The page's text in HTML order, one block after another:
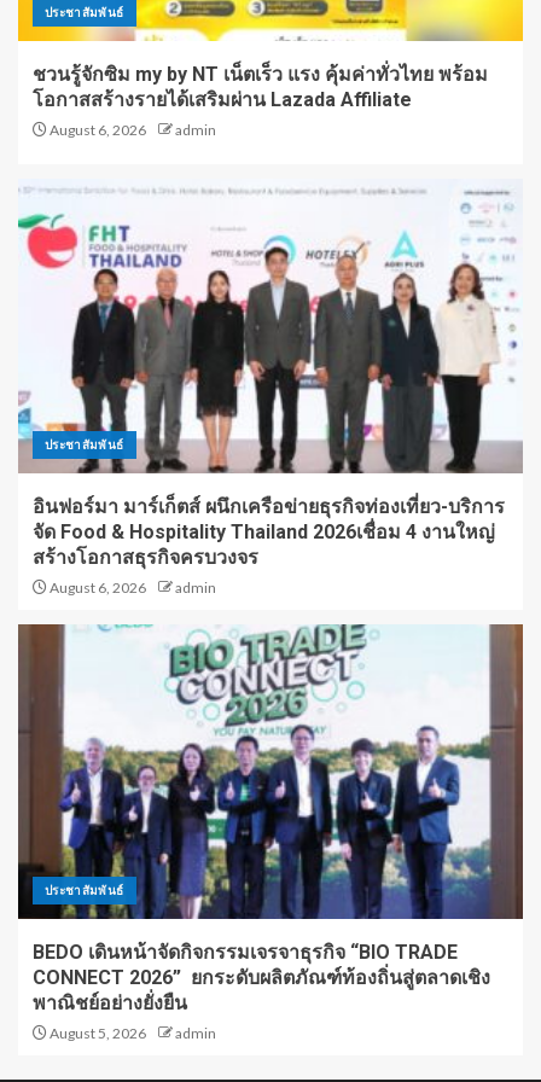
ประชาสัมพันธ์
ชวนรู้จักซิม my by NT เน็ตเร็ว แรง คุ้มค่าทั่วไทย พร้อม
โอกาสสร้างรายได้เสริมผ่าน Lazada Affiliate
August 6, 2026 admin
ประชาสัมพันธ์
อินฟอร์มา มาร์เก็ตส์ ผนึกเครือข่ายธุรกิจท่องเที่ยว-บริการ
จัด Food & Hospitality Thailand 2026เชื่อม 4 งานใหญ่
สร้างโอกาสธุรกิจครบวงจร
August 6, 2026 admin
ประชาสัมพันธ์
BEDO เดินหน้าจัดกิจกรรมเจรจาธุรกิจ “BIO TRADE
CONNECT 2026” ยกระดับผลิตภัณฑ์ท้องถิ่นสู่ตลาดเชิง
พาณิชย์อย่างยั่งยืน
August 5, 2026 admin